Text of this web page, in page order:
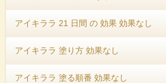
アイキララ 21 日間 の 効果 効果なし
アイキララ 塗り方 効果なし
アイキララ 塗る順番 効果なし